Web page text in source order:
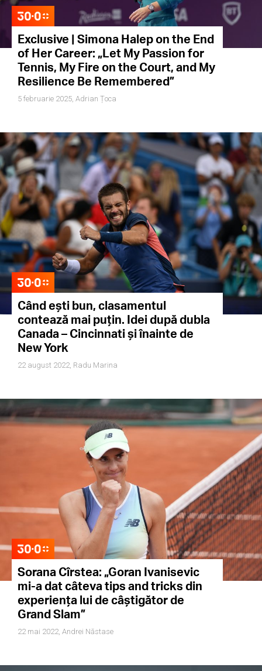
Exclusive | Simona Halep on the End
of Her Career: „Let My Passion for
Tennis, My Fire on the Court, and My
Resilience Be Remembered”
5 februarie 2025, Adrian Țoca
Când ești bun, clasamentul
contează mai puțin. Idei după dubla
Canada – Cincinnati și înainte de
New York
22 august 2022, Radu Marina
Sorana Cîrstea: „Goran Ivanisevic
mi-a dat câteva tips and tricks din
experiența lui de câștigător de
Grand Slam”
22 mai 2022, Andrei Năstase